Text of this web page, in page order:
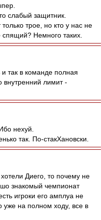
слабый защитник.
трое, но кто у нас не
Немного таких.
и так в команде полная
внутренний лимит -
нехуй.
так. По-стакХановски.
Диего, то почему не
знакомый чемпионат
игроки его амплуа не
уже на полном ходу, все в